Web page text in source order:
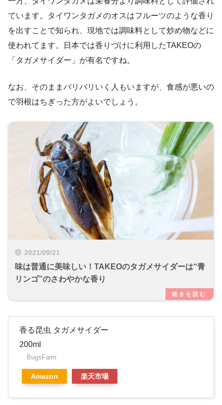
ています。タイワンタガメのオスはフルーツのような香り
を出すことで知られ、現地では調味料として炒め物などに
使われてます。日本では香りづけに利用したTAKEOの
「タガメサイダー」が有名ですね。
なお、そのままバリバリいく人もいますが、食感が悪いの
で羽根はちぎった方がよいでしょう。
2021/09/21
味は普通に美味しい！TAKEOのタガメサイダーは“青
リンゴ”のさわやかな香り
香る昆虫 タガメサイダー
200ml
BugsFarm
Amazon 楽天市場